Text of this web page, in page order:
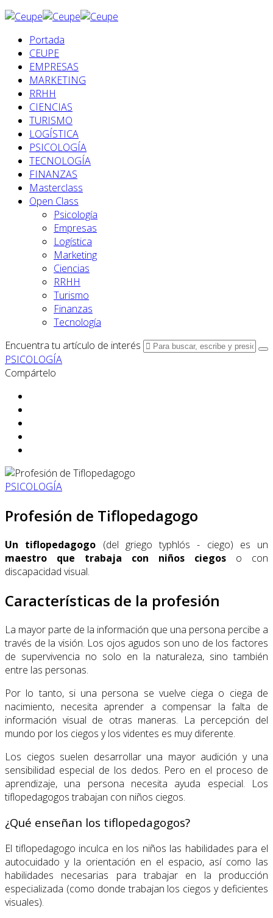
Portada
CEUPE
EMPRESAS
MARKETING
RRHH
CIENCIAS
TURISMO
LOGÍSTICA
PSICOLOGÍA
TECNOLOGÍA
FINANZAS
Masterclass
Open Class
Psicología
Empresas
Logística
Marketing
Ciencias
RRHH
Turismo
Finanzas
Tecnología
Encuentra tu artículo de interés
PSICOLOGÍA
Compártelo
PSICOLOGÍA
Profesión de Tiflopedagogo
Un tiflopedagogo (del griego typhlós - ciego) es un
maestro que trabaja con niños ciegos o con
discapacidad visual.
Características de la profesión
La mayor parte de la información que una persona percibe a
través de la visión. Los ojos agudos son uno de los factores
de supervivencia no solo en la naturaleza, sino también
entre las personas.
Por lo tanto, si una persona se vuelve ciega o ciega de
nacimiento, necesita aprender a compensar la falta de
información visual de otras maneras. La percepción del
mundo por los ciegos y los videntes es muy diferente.
Los ciegos suelen desarrollar una mayor audición y una
sensibilidad especial de los dedos. Pero en el proceso de
aprendizaje, una persona necesita ayuda especial. Los
tiflopedagogos trabajan con niños ciegos.
¿Qué enseñan los tiflopedagogos?
El tiflopedagogo inculca en los niños las habilidades para el
autocuidado y la orientación en el espacio, así como las
habilidades necesarias para trabajar en la producción
especializada (como donde trabajan los ciegos y deficientes
visuales).